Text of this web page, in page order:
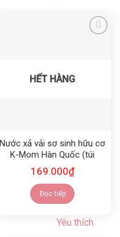
HẾT HÀNG
Nước xả vải sơ sinh hữu cơ
K-Mom Hàn Quốc (túi
1300ml)
169.000₫
Đọc tiếp
Yêu thích